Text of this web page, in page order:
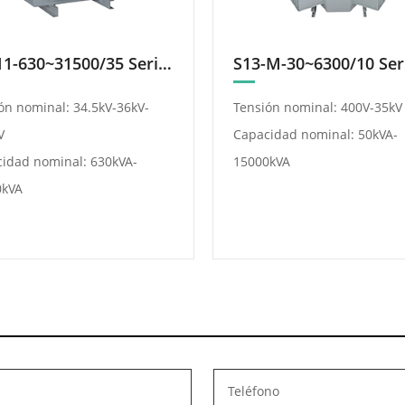
para las estaciones de
de construcción del
sumergidos en aceite
por ZTelec se
por su alta eficiencia,
capacidad de
perfectamente a
prefabricadas y
energía eficiente desde los
eléctrica nacional. Los
sumergidos en aceite de
se caracterizan por su alta
eficiencia, excelente
estándares
ofrecen un
mantenimiento, ideales
S(Z)11-630~31500/35 Serie De Transformadores De Aceite Con Variador De Derivación En Carga
nominal: 34.5kV-36kV-
nominal: 630kVA-
Tensión nominal: 400V-35kV
Capacidad nominal: 50kVA-
15000kVA